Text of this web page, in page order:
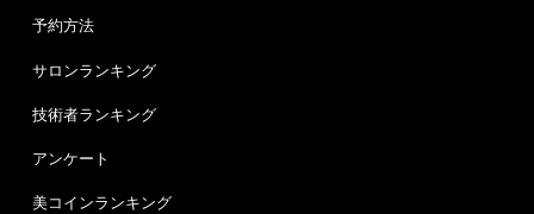
予約方法
サロンランキング
技術者ランキング
アンケート
美コインランキング